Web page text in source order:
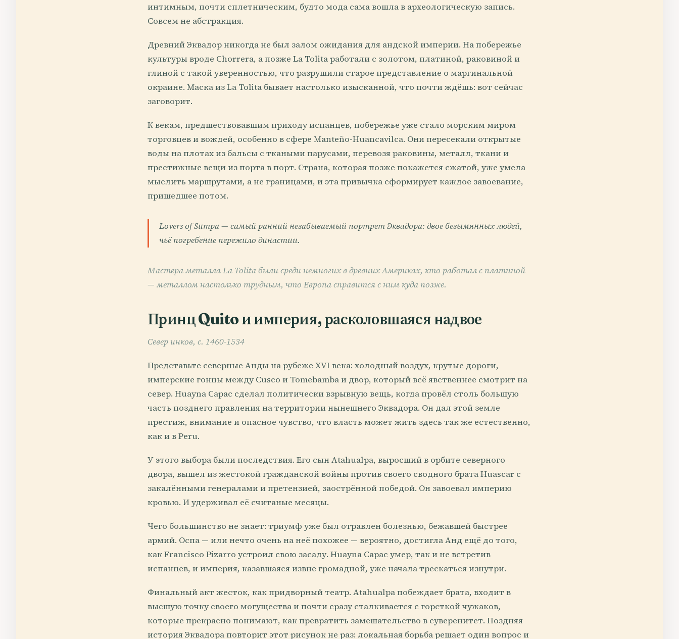
интимным, почти сплетническим, будто мода сама вошла в археологическую запись.
Совсем не абстракция.
Древний Эквадор никогда не был залом ожидания для андской империи. На побережье
культуры вроде Chorrera, а позже La Tolita работали с золотом, платиной, раковиной и
глиной с такой уверенностью, что разрушили старое представление о маргинальной
окраине. Маска из La Tolita бывает настолько изысканной, что почти ждёшь: вот сейчас
заговорит.
К векам, предшествовавшим приходу испанцев, побережье уже стало морским миром
торговцев и вождей, особенно в сфере Manteño-Huancavilca. Они пересекали открытые
воды на плотах из бальсы с ткаными парусами, перевозя раковины, металл, ткани и
престижные вещи из порта в порт. Страна, которая позже покажется сжатой, уже умела
мыслить маршрутами, а не границами, и эта привычка сформирует каждое завоевание,
пришедшее потом.
Lovers of Sumpa — самый ранний незабываемый портрет Эквадора: двое безымянных людей,
чьё погребение пережило династии.
Мастера металла La Tolita были среди немногих в древних Америках, кто работал с платиной
— металлом настолько трудным, что Европа справится с ним куда позже.
Принц Quito и империя, расколовшаяся надвое
Север инков, c. 1460-1534
Представьте северные Анды на рубеже XVI века: холодный воздух, крутые дороги,
имперские гонцы между Cusco и Tomebamba и двор, который всё явственнее смотрит на
север. Huayna Capac сделал политически взрывную вещь, когда провёл столь большую
часть позднего правления на территории нынешнего Эквадора. Он дал этой земле
престиж, внимание и опасное чувство, что власть может жить здесь так же естественно,
как и в Peru.
У этого выбора были последствия. Его сын Atahualpa, выросший в орбите северного
двора, вышел из жестокой гражданской войны против своего сводного брата Huascar с
закалёнными генералами и претензией, заострённой победой. Он завоевал империю
кровью. И удерживал её считаные месяцы.
Чего большинство не знает: триумф уже был отравлен болезнью, бежавшей быстрее
армий. Оспа — или нечто очень на неё похожее — вероятно, достигла Анд ещё до того,
как Francisco Pizarro устроил свою засаду. Huayna Capac умер, так и не встретив
испанцев, и империя, казавшаяся извне громадной, уже начала трескаться изнутри.
Финальный акт жесток, как придворный театр. Atahualpa побеждает брата, входит в
высшую точку своего могущества и почти сразу сталкивается с горсткой чужаков,
которые прекрасно понимают, как превратить замешательство в суверенитет. Поздняя
история Эквадора повторит этот рисунок не раз: локальная борьба решает один вопрос и